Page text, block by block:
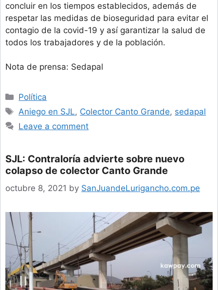
concluir en los tiempos establecidos, además de
respetar las medidas de bioseguridad para evitar el
contagio de la covid-19 y así garantizar la salud de
todos los trabajadores y de la población.
Nota de prensa: Sedapal
Categories
Política
Tags
Aniego en SJL, Colector Canto Grande, sedapal
Leave a comment
SJL: Contraloría advierte sobre nuevo
colapso de colector Canto Grande
octubre 8, 2021 by SanJuandeLurigancho.com.pe